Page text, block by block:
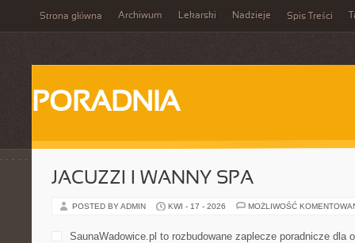
Strona główna Archiwum Lekarski Nadzieje Spis Treści
PORADNIA
JACUZZI I WANNY SPA
POSTED BY ADMIN KWI - 17 - 2026 MOŻLIWOŚĆ
SaunaWadowice.pl to rozbudowane zaplecze poradnicze dla